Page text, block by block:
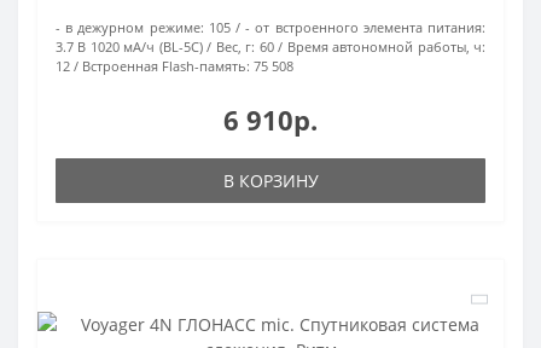
- в дежурном режиме: 105
- от встроенного элемента питания:
3.7 В 1020 мА/ч (BL-5C)
Вес, г: 60
Время автономной работы, ч:
12
Встроенная Flash-память: 75 508
6 910р.
В КОРЗИНУ